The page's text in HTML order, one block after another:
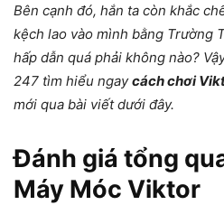
Bên cạnh đó, hắn ta còn khắc
kệch lao vào mình bằng Trường
hấp dẫn quá phải không nào?
247 tìm hiểu ngaycách chơi
mới qua bài viết dưới đây.
Đánh giá tổng
Máy Móc Viktor